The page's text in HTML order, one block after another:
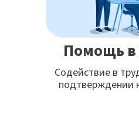
Помощь в
Содействие в
подтверждении